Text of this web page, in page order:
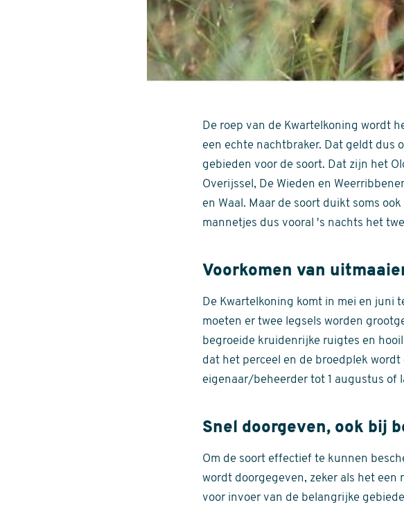
De roep van de Kwartelkoning wordt
een echte nachtbraker. Dat geldt dus
gebieden voor de soort. Dat zijn het
Overijssel, De Wieden en
en Waal. Maar de soort duikt soms
mannetjes dus vooral 's nachts het
Voorkomen van
De Kwartelkoning komt in mei en juni
moeten er twee legsels worden
begroeide kruidenrijke ruigtes en
dat het perceel en de broedplek
eigenaar/beheerder tot 1 augustus of
Snel doorgeven, ook bij
Om de soort effectief te kunnen
wordt doorgegeven, zeker als het een
voor invoer van de belangrijke